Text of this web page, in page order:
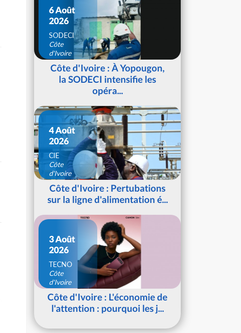
6 Août
2026
SODECI
Côte
d'Ivoire
Côte d'Ivoire : À Yopougon,
la SODECI intensifie les
opéra...
4 Août
2026
CIE
Côte
d'Ivoire
Côte d'Ivoire : Pertubations
sur la ligne d'alimentation é...
3 Août
2026
TECNO
Côte
d'Ivoire
Côte d'Ivoire : L'économie de
l'attention : pourquoi les j...